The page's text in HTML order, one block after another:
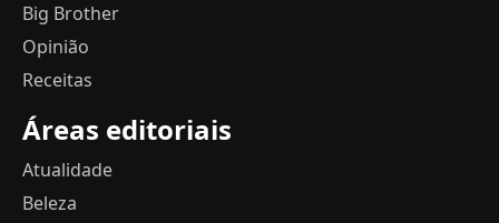
Big Brother
Opinião
Receitas
Áreas editoriais
Atualidade
Beleza